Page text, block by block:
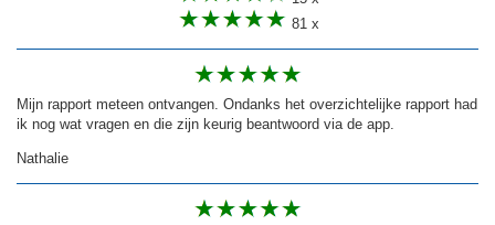
81 x
Mijn rapport meteen ontvangen. Ondanks het overzichtelijke rapport had
ik nog wat vragen en die zijn keurig beantwoord via de app.
Nathalie